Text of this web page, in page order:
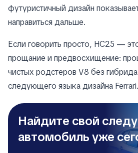
футуристичный дизайн
направиться дальше.
Если говорить просто, HC25 —
прощание и предвосхищение:
чистых родстеров V8 без
следующего языка дизайна Ferrari.
Найдите свой
автомобиль уже